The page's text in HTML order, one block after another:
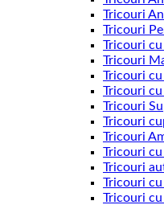
Tricouri
Tricouri
Tricouri
Tricouri
Tricouri
Tricouri
Tricouri
Tricouri
Tricouri
Tricouri
Tricouri
Tricouri
Tricouri